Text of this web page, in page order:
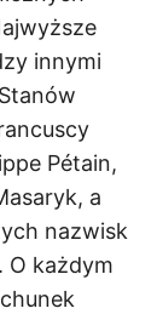
innymi
Pétain,
a
nazwisk
O każdym